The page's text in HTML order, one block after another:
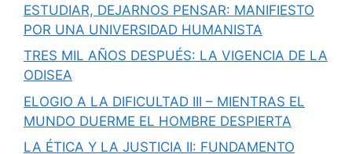
ESTUDIAR, DEJARNOS PENSAR: MANIFIESTO
POR UNA UNIVERSIDAD HUMANISTA
TRES MIL AÑOS DESPUÉS: LA VIGENCIA DE LA
ODISEA
ELOGIO A LA DIFICULTAD III – MIENTRAS EL
MUNDO DUERME EL HOMBRE DESPIERTA
LA ÉTICA Y LA JUSTICIA II: FUNDAMENTO